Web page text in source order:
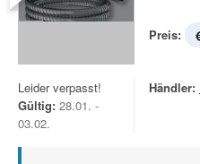
Preis:
Leider verpasst!
Gültig: 28.01. -
03.02.
Händler: